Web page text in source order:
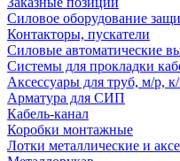
Силовое оборудование
Контакторы, пускатели
Силовые автоматические
Системы для прокладки
Аксессуары для труб, м/р,
Арматура для СИП
Кабель-канал
Коробки монтажные
Лотки металлические и